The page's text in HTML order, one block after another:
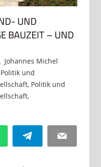
UND
BAUZEIT – UND
Johannes Michel
Politik und
, Politik und
,
Telegram Email